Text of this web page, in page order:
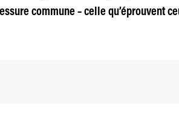
commune – celle qu’éprouvent